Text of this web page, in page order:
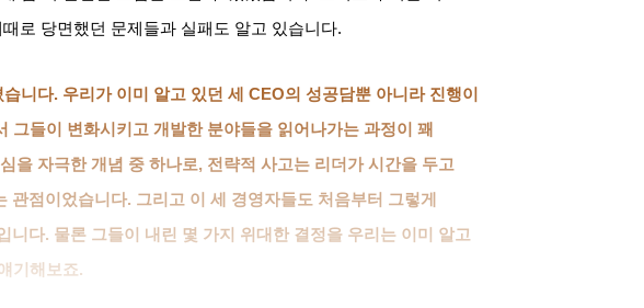
로 당면했던 문제들과 실패도 알고 있습니다.
습니다. 우리가 이미 알고 있던 세 CEO의 성공담뿐 아니라 진행이
그들이 변화시키고 개발한 분야들을 읽어나가는 과정이 꽤
을 자극한 개념 중 하나로, 전략적 사고는 리더가 시간을 두고
관점이었습니다. 그리고 이 세 경영자들도 처음부터 그렇게
니다. 물론 그들이 내린 몇 가지 위대한 결정을 우리는 이미 알고
기해보죠.